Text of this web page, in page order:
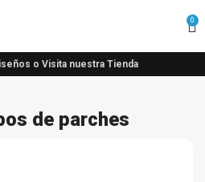
0
o Visita nuestra Tienda
de parches